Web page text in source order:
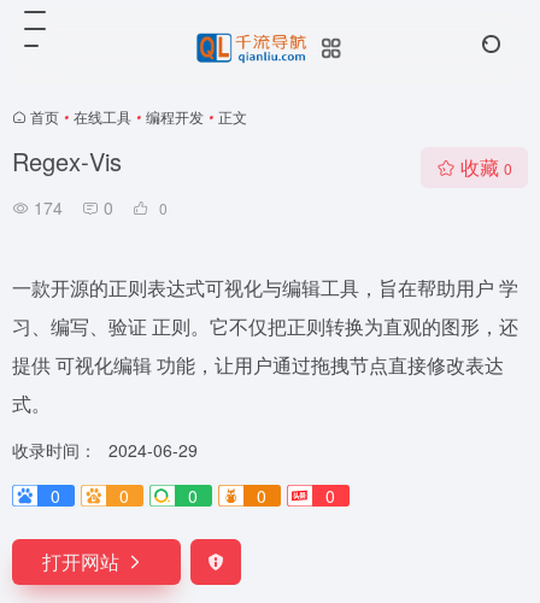
首页 • 在线工具 • 编程开发 • 正文
Regex‑Vis
174 0 0
收藏 0
一款开源的正则表达式可视化与编辑工具，旨在帮助用户 学
习、编写、验证 正则。它不仅把正则转换为直观的图形，还
提供 可视化编辑 功能，让用户通过拖拽节点直接修改表达
式。
收录时间：
2024-06-29
0
0 0 0 0
打开网站